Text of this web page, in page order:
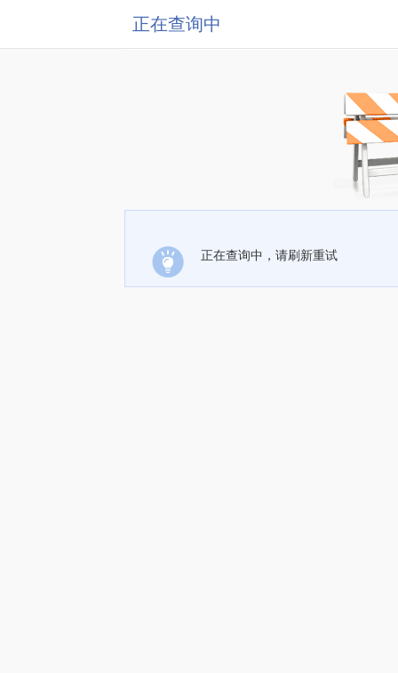
正在查询中
正在查询中，请刷新重试